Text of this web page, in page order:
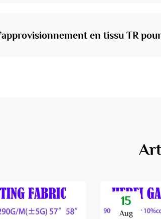
en tissu TR
15
Aug